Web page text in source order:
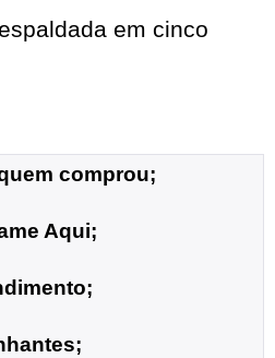
em cinco
comprou;
Aqui;